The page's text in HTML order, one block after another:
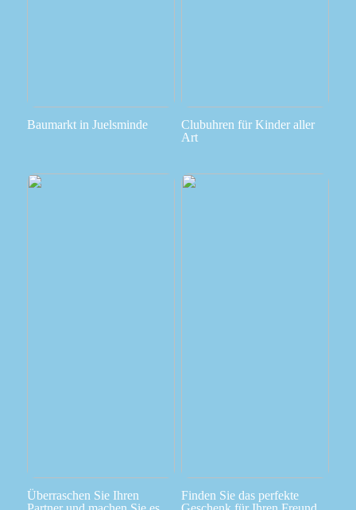
Baumarkt in Juelsminde
Clubuhren für Kinder aller
Art
Überraschen Sie Ihren
Finden Sie das perfekte